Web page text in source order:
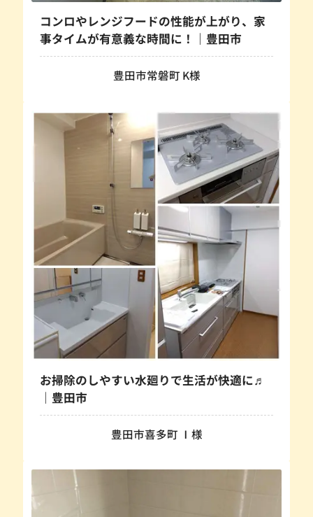
コンロやレンジフードの性能が上がり、家
事タイムが有意義な時間に！｜豊田市
豊田市常磐町 K様
お掃除のしやすい水廻りで生活が快適に♬
｜豊田市
豊田市喜多町 Ⅰ様